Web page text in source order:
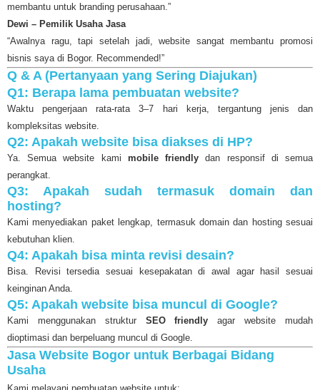
membantu untuk branding perusahaan.”
Dewi – Pemilik Usaha Jasa
“Awalnya ragu, tapi setelah jadi, website sangat membantu promosi
bisnis saya di Bogor. Recommended!”
Q & A (Pertanyaan yang Sering Diajukan)
Q1: Berapa lama pembuatan website?
Waktu pengerjaan rata-rata 3–7 hari kerja, tergantung jenis dan
kompleksitas website.
Q2: Apakah website bisa diakses di HP?
Ya. Semua website kami mobile friendly dan responsif di semua
perangkat.
Q3: Apakah sudah termasuk domain dan
hosting?
Kami menyediakan paket lengkap, termasuk domain dan hosting sesuai
kebutuhan klien.
Q4: Apakah bisa minta revisi desain?
Bisa. Revisi tersedia sesuai kesepakatan di awal agar hasil sesuai
keinginan Anda.
Q5: Apakah website bisa muncul di Google?
Kami menggunakan struktur SEO friendly agar website mudah
dioptimasi dan berpeluang muncul di Google.
Jasa Website Bogor untuk Berbagai Bidang
Usaha